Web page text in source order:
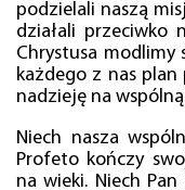
podzielali naszą
działali przeciwko
Chrystusa modlimy
każdego z nas plan
nadzieję na
Niech nasza
Profeto kończy
na wieki. Niech